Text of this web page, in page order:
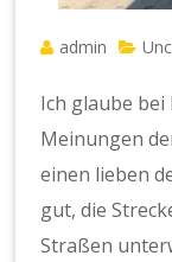
admin
Ich glaube
Meinungen
einen lieben
gut, die
Straßen